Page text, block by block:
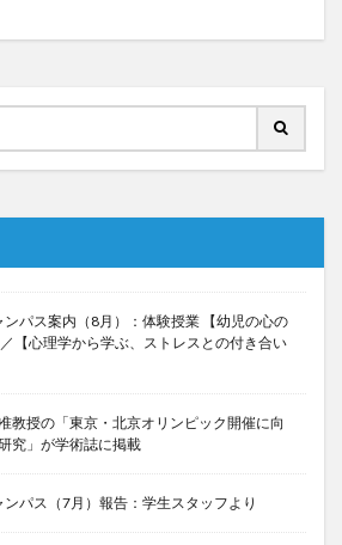
パス案内（8月）：体験授業 【幼児の心の
【心理学から学ぶ、ストレスとの付き合い
教授の「東京・北京オリンピック開催に向
究」が学術誌に掲載
パス（7月）報告：学生スタッフより